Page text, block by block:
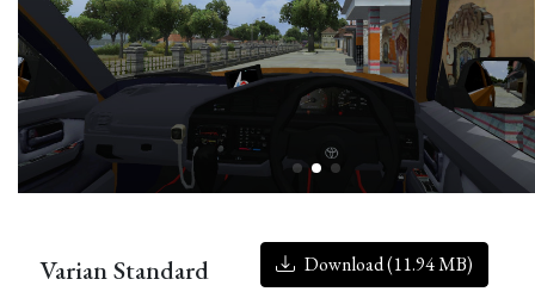
Varian Standard Download (11.94 MB)